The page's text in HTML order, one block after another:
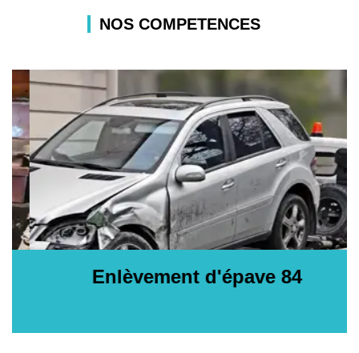
NOS COMPETENCES
Enlèvement d'épave 84